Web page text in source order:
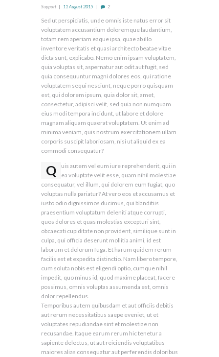
Support 11 August 2015 2
Sed ut perspiciatis, unde omnis iste natus error sit
voluptatem accusantium doloremque laudantium,
totam rem aperiam eaque ipsa, quae ab illo
inventore veritatis et quasi architecto beatae vitae
dicta sunt, explicabo. Nemo enim ipsam voluptatem,
quia voluptas sit, aspernatur aut odit aut fugit, sed
quia consequuntur magni dolores eos, qui ratione
voluptatem sequi nesciunt, neque porro quisquam
est, qui dolorem ipsum, quia dolor sit, amet,
consectetur, adipisci velit, sed quia non numquam
eius modi tempora incidunt, ut labore et dolore
magnam aliquam quaerat voluptatem. Ut enim ad
minima veniam, quis nostrum exercitationem ullam
corporis suscipit laboriosam, nisi ut aliquid ex ea
commodi consequatur?
Q
uis autem vel eum iure reprehenderit, qui in
ea voluptate velit esse, quam nihil molestiae
consequatur, vel illum, qui dolorem eum fugiat, quo
voluptas nulla pariatur? At vero eos et accusamus et
iusto odio dignissimos ducimus, qui blanditiis
praesentium voluptatum deleniti atque corrupti,
quos dolores et quas molestias excepturi sint,
obcaecati cupiditate non provident, similique sunt in
culpa, qui officia deserunt mollitia animi, id est
laborum et dolorum fuga. Et harum quidem rerum
facilis est et expedita distinctio. Nam libero tempore,
cum soluta nobis est eligendi optio, cumque nihil
impedit, quo minus id, quod maxime placeat, facere
possimus, omnis voluptas assumenda est, omnis
dolor repellendus.
Temporibus autem quibusdam et aut officiis debitis
aut rerum necessitatibus saepe eveniet, ut et
voluptates repudiandae sint et molestiae non
recusandae. Itaque earum rerum hic tenetur a
sapiente delectus, ut aut reiciendis voluptatibus
maiores alias consequatur aut perferendis doloribus